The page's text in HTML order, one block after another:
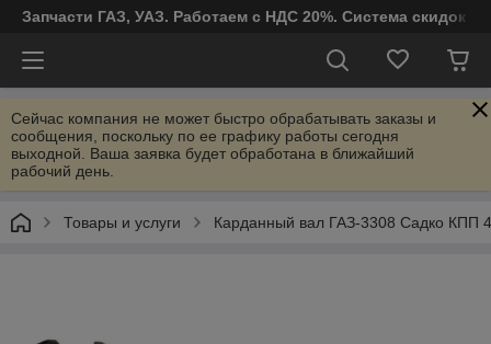
Запчасти ГАЗ, УАЗ. Работаем с НДС 20%. Система скидок
Сейчас компания не может быстро обрабатывать заказы и
сообщения, поскольку по ее графику работы сегодня
выходной. Ваша заявка будет обработана в ближайший
рабочий день.
Товары и услуги Карданный вал ГАЗ-3308 Садко КПП